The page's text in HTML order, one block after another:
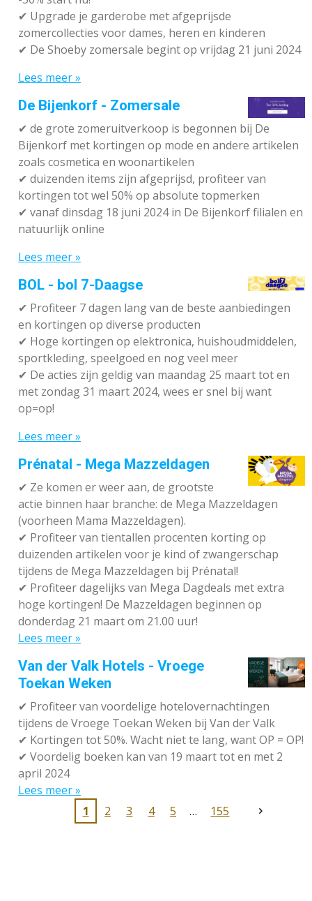
✔ Upgrade je garderobe met afgeprijsde
zomercollecties voor dames, heren en kinderen
✔ De Shoeby zomersale begint op vrijdag 21 juni 2024
Lees meer »
De Bijenkorf - Zomersale
✔ de grote zomeruitverkoop is begonnen bij De
Bijenkorf met kortingen op mode en andere artikelen
zoals cosmetica en woonartikelen
✔ duizenden items zijn afgeprijsd, profiteer van
kortingen tot wel 50% op absolute topmerken
✔ vanaf dinsdag 18 juni 2024 in De Bijenkorf filialen en
natuurlijk online
Lees meer »
BOL - bol 7-Daagse
✔ Profiteer 7 dagen lang van de beste aanbiedingen
en kortingen op diverse producten
✔ Hoge kortingen op elektronica, huishoudmiddelen,
sportkleding, speelgoed en nog veel meer
✔ De acties zijn geldig van maandag 25 maart tot en
met zondag 31 maart 2024, wees er snel bij want
op=op!
Lees meer »
Prénatal - Mega Mazzeldagen
✔ Ze komen er weer aan, de grootste
actie binnen haar branche: de Mega Mazzeldagen
(voorheen Mama Mazzeldagen).
✔ Profiteer van tientallen procenten korting op
duizenden artikelen voor je kind of zwangerschap
tijdens de Mega Mazzeldagen bij Prénatal!
✔ Profiteer dagelijks van Mega Dagdeals met extra
hoge kortingen! De Mazzeldagen beginnen op
donderdag 21 maart om 21.00 uur!
Lees meer »
Van der Valk Hotels - Vroege
Toekan Weken
✔ Profiteer van voordelige hotelovernachtingen
tijdens de Vroege Toekan Weken bij Van der Valk
✔ Kortingen tot 50%. Wacht niet te lang, want OP = OP!
✔ Voordelig boeken kan van 19 maart tot en met 2
april 2024
Lees meer »
1
2 3 4 5 155